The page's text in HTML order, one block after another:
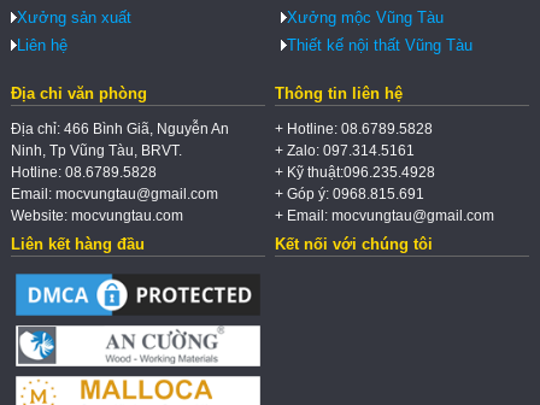
Xưởng sản xuất
Liên hệ
Xưởng mộc Vũng Tàu
Thiết kế nội thất Vũng Tàu
Địa chỉ văn phòng
Địa chỉ: 466 Bình Giã, Nguyễn An
Ninh, Tp Vũng Tàu, BRVT.
Hotline: 08.6789.5828
Email: mocvungtau@gmail.com
Website: mocvungtau.com
Thông tin liên hệ
+ Hotline: 08.6789.5828
+ Zalo: 097.314.5161
+ Kỹ thuật:096.235.4928
+ Góp ý: 0968.815.691
+ Email: mocvungtau@gmail.com
Liên kết hàng đầu Kết nối với chúng tôi